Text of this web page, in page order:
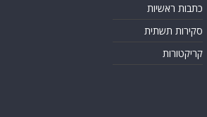
כתבות ראשיות
סקירות תשתית
קריקטורות